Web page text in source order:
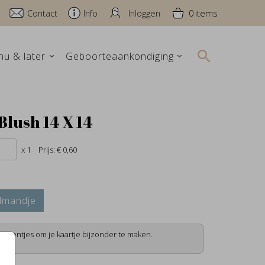
Contact Info Inloggen 0
& later Geboorteaankondiging
14 X 14
x 1 Prijs:€ 0,60
om je kaartje bijzonder te maken.